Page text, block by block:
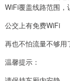
WiFi覆盖线路范围，
公交上有免费WiFi
再也不怕流量不够用
温馨提示：